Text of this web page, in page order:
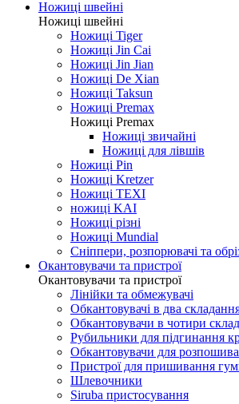
Ножиці швейні
Ножиці швейні
Ножиці Tiger
Ножиці Jin Cai
Ножиці Jin Jian
Ножиці De Xian
Ножиці Taksun
Ножиці Premax
Ножиці Premax
Ножиці звичайні
Ножиці для лівшів
Ножиці Pin
Ножиці Kretzer
Ножиці TEXI
ножиці KAI
Ножиці різні
Ножиці Mundial
Сніппери, розпорювачі та
Окантовувачи та пристрої
Окантовувачи та пристрої
Лінійки та обмежувачі
Обкантовувачі в два
Обкантовувачи в чотири
Рубильники для підгинання
Обкантовувачи для
Пристрої для пришивання
Шлевочники
Siruba пристосування